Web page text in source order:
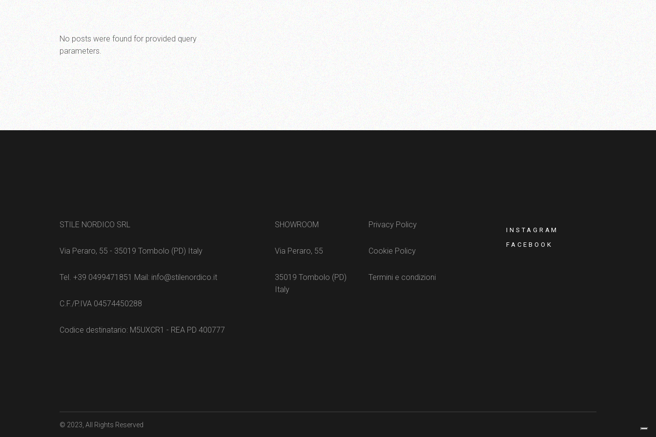
No posts were found for provided query
parameters.
STILE NORDICO SRL
Via Peraro, 55 - 35019 Tombolo (PD) Italy
Tel. +39 0499471851 Mail: info@stilenordico.it
C.F./P.IVA 04574450288
Codice destinatario: M5UXCR1 - REA PD 400777
SHOWROOM
Via Peraro, 55
35019 Tombolo (PD)
Italy
Privacy Policy
Cookie Policy
Termini e condizioni
INSTAGRAM
FACEBOOK
© 2023 , All Rights Reserved